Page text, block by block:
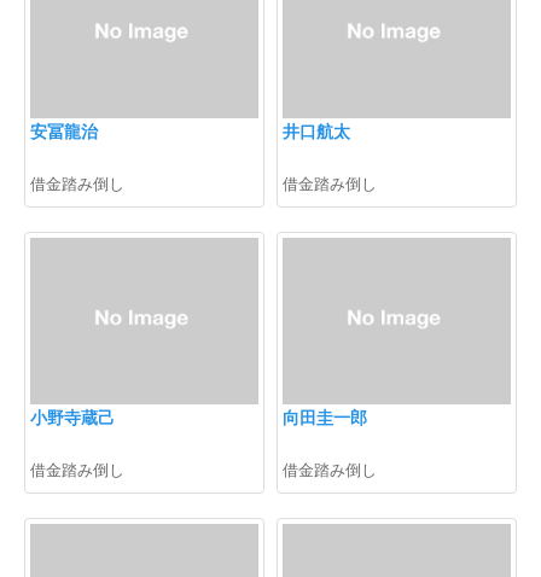
安冨龍治
借金踏み倒し
井口航太
借金踏み倒し
小野寺蔵己
借金踏み倒し
向田圭一郎
借金踏み倒し